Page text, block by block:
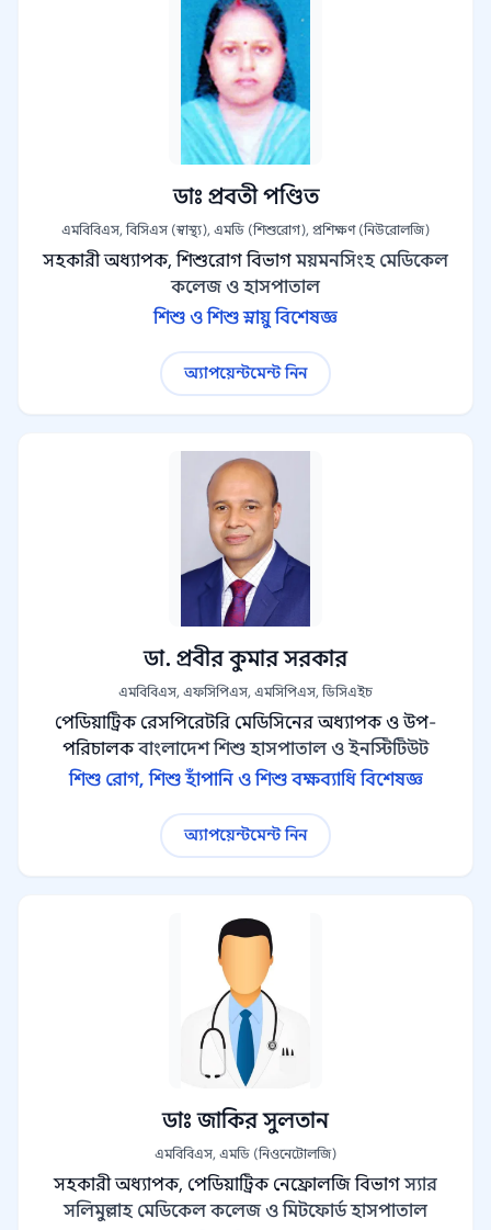
ডাঃ প্রবতী পণ্ডিত
এমবিবিএস, বিসিএস (স্বাস্থ্য), এমডি (শিশুরোগ), প্রশিক্ষণ (নিউরোলজি)
সহকারী অধ্যাপক, শিশুরোগ বিভাগ ময়মনসিংহ মেডিকেল
কলেজ ও হাসপাতাল
শিশু ও শিশু স্নায়ু বিশেষজ্ঞ
অ্যাপয়েন্টমেন্ট নিন
ডা. প্রবীর কুমার সরকার
এমবিবিএস, এফসিপিএস, এমসিপিএস, ডিসিএইচ
পেডিয়াট্রিক রেসপিরেটরি মেডিসিনের অধ্যাপক ও উপ-
পরিচালক বাংলাদেশ শিশু হাসপাতাল ও ইনস্টিটিউট
শিশু রোগ, শিশু হাঁপানি ও শিশু বক্ষব্যাধি বিশেষজ্ঞ
অ্যাপয়েন্টমেন্ট নিন
ডাঃ জাকির সুলতান
এমবিবিএস, এমডি (নিওনেটোলজি)
সহকারী অধ্যাপক, পেডিয়াট্রিক নেফ্রোলজি বিভাগ স্যার
সলিমুল্লাহ মেডিকেল কলেজ ও মিটফোর্ড হাসপাতাল